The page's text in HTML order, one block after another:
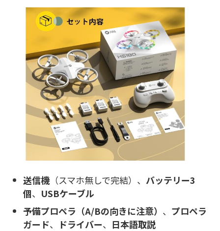
送信機（スマホ無しで完結）、 バッテリー3
個、 USBケーブル
予備プロペラ（A/Bの向きに注意） 、 プロペラ
ガード、 ドライバー、 日本語取説